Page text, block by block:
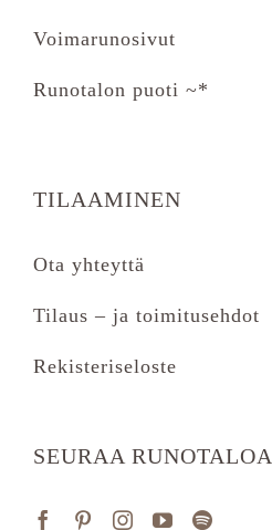
Voimarunosivut
Runotalon puoti ~*
TILAAMINEN
Ota yhteyttä
Tilaus – ja toimitusehdot
Rekisteriseloste
SEURAA RUNOTALOA